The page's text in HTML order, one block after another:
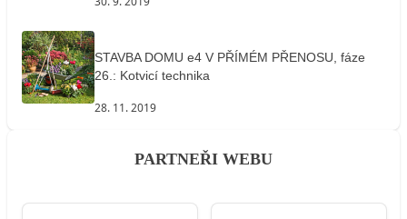
STAVBA DOMU e4 V PŘÍMÉM PŘENOSU, fáze
26.: Kotvicí technika
28. 11. 2019
PARTNEŘI WEBU